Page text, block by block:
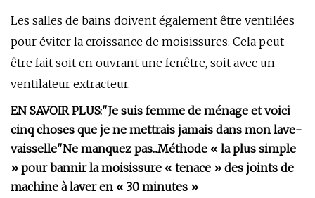
Les salles de bains doivent également être ventilées
pour éviter la croissance de moisissures. Cela peut
être fait soit en ouvrant une fenêtre, soit avec un
ventilateur extracteur.
EN SAVOIR PLUS:"Je suis femme de ménage et voici
cinq choses que je ne mettrais jamais dans mon lave-
vaisselle"Ne manquez pas...Méthode « la plus simple
» pour bannir la moisissure « tenace » des joints de
machine à laver en « 30 minutes »